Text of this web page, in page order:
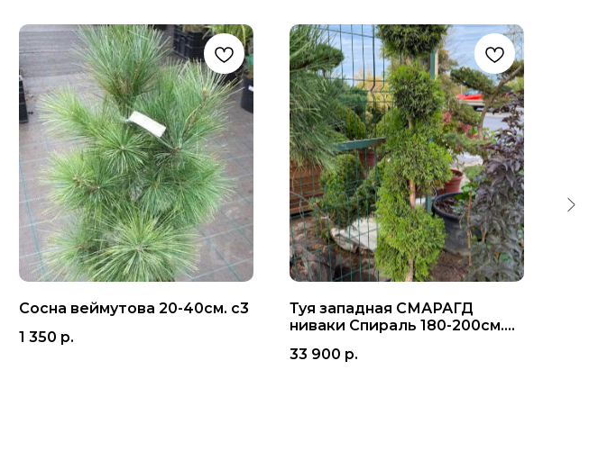
Сосна веймутова 20-40см. с3
1 350 р.
Туя западная СМАРАГД
ниваки Спираль 180-200см.
33 900 р.